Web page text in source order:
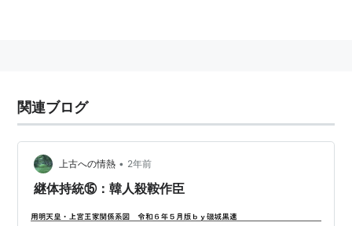
関連ブログ
上古への情熱 • 2年前
継体持統⑮：韓人殺鞍作臣